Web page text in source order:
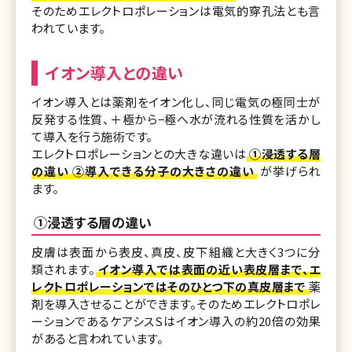
そのためエレクトロポレーションは電気的穿孔法とも言
われています。
イオン導入との違い
イオン導入とは薬剤をイオン化し、同じ電気の極同士が
反発する性質、＋極から−極へ水が流れる性質を活かし
て導入を行う施術です。
エレクトロポレーションとの大きな違いは ①浸透する層
の違い ②導入できる分子の大きさの違いが挙げられ
ます。
①浸透する層の違い
皮膚は表面から表皮、真皮、皮下組織と大きく3つに分
類されます。 イオン導入では表面の近い表皮層まで、エ
レクトロポレーションではそのひとつ下の真皮層まで薬
剤を導入させることができます。そのためエレクトロポレ
ーションであるケアシスSはイオン導入の約20倍の効果
があると言われています。